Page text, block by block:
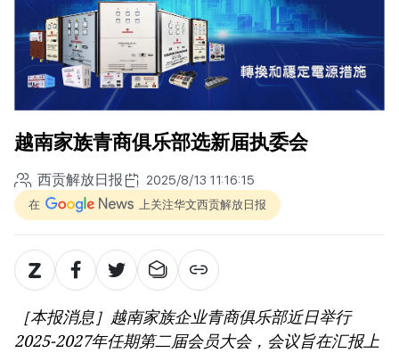
越南家族青商俱乐部选新届执委会
西贡解放日报 2025/8/13 11:16:15
在 上关注华文西贡解放日报
［本报消息］越南家族企业青商俱乐部近日举行
2025-2027年任期第二届会员大会，会议旨在汇报上